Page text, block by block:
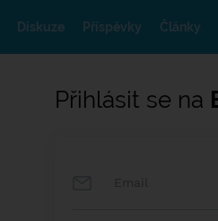
Diskuze Příspěvky Články
Přihlásit se na